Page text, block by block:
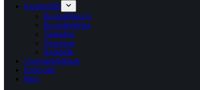
Kiegészítők
Bevásárlókocsi
Bevásárlótáska
Táskadísz
Neszeszer
Karkötők
Viszonteladóknak
Kapcsolat
Blog